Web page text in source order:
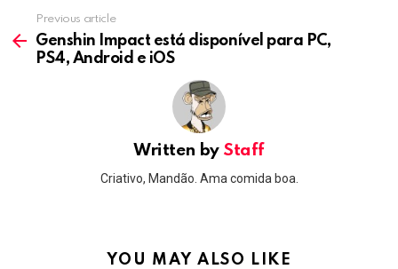
more
Previous article
Genshin Impact está disponível para PC,
PS4, Android e iOS
Written by Staff
Criativo, Mandão. Ama comida boa.
YOU MAY ALSO LIKE